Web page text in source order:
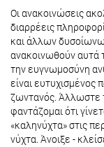
Οι ανακοινώσεις
διαρρέεις
και άλλων
ανακοινωθούν αυτά
την ευγνωμοσύνη
είναι ευτυχισμένος
ζωντανός. Άλλωστε
φαντάζομαι ότι
«καληνύχτα» στις
νύχτα. Άνοιξε -